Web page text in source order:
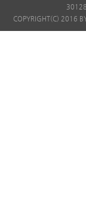
COPYRIGHT(C) 2016